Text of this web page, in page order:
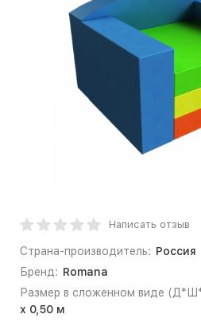
Написать отзыв
Страна-производитель: Россия
Бренд: Romana
Размер в сложенном виде
х 0,50 м